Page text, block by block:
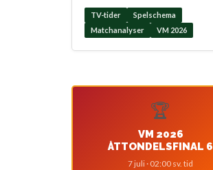
TV-tider
Spelschema
Matchanalyser
VM 2026
🏆
VM 2026
ÅTTONDELSFINAL 6
7 juli · 02:00 sv. tid